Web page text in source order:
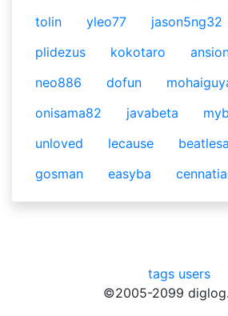
tolin
yleo77 jason5ng32
plidezus
kokotaro
neo886
dofun
onisama82
javabeta
unloved
lecause
gosman
easyba
tags users
©2005-2099